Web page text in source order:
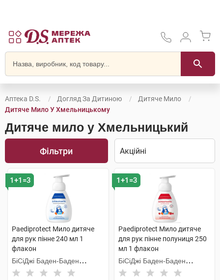
Аптека D.S. Догляд За Дитиною
Дитяче Мило
Дитяче Мило У Хмельницькому
Дитяче мило у Хмельницький
Фільтри
1+1=3
Paediprotect Мило дитяче
для рук пінне 240 мл 1
флакон
БіСіДжі Баден-Баден
Косметікс Груп Гмбх
1+1=3
Paediprotect Мило дитяче
для рук пінне полуниця 250
мл 1 флакон
БіСіДжі Баден-Баден
Косметікс Груп Гмбх